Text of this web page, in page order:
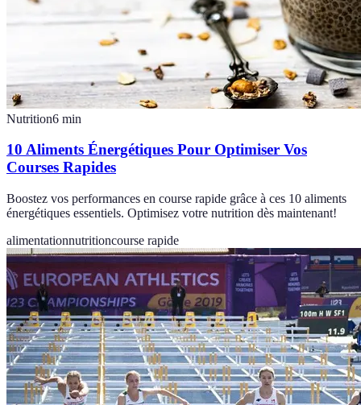
Nutrition6 min
10 Aliments Énergétiques Pour Optimiser Vos
Courses Rapides
Boostez vos performances en course rapide grâce à ces 10 aliments
énergétiques essentiels. Optimisez votre nutrition dès maintenant!
alimentationnutritioncourse rapide